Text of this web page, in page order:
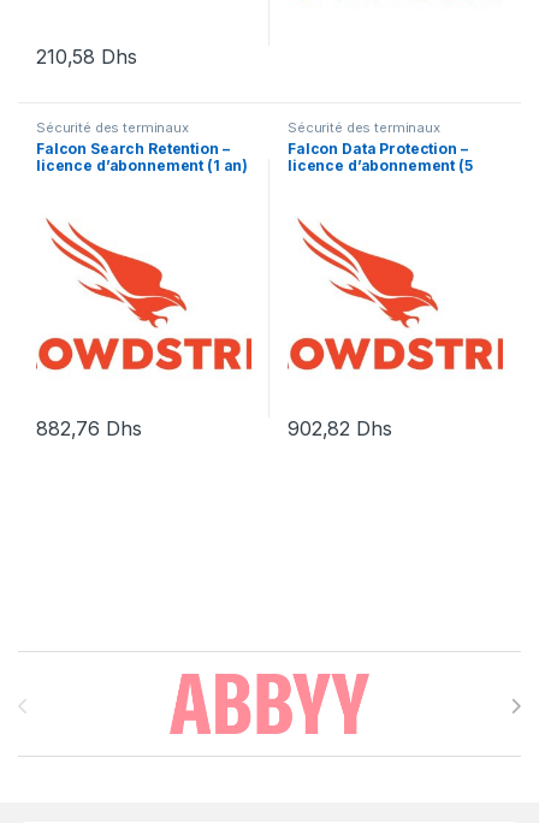
210,58 Dhs
Sécurité des terminaux
Falcon Search Retention –
licence d’abonnement (1 an)
882,76 Dhs
Sécurité des terminaux
Falcon Data Protection –
licence d’abonnement (5
902,82 Dhs
Brands Carousel